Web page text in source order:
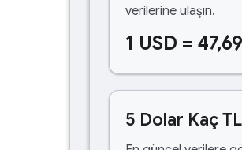
verilerine ulaşın.
1 USD =
5 Dolar Kaç